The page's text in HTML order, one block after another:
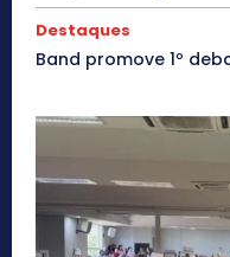
Destaques
Band promove 1º